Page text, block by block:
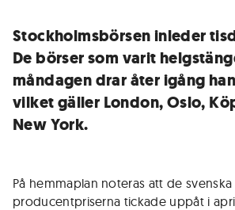
Stockholmsbörsen inleder
De börser som varit
måndagen drar åter igång
vilket gäller London, Oslo,
New York.
På hemmaplan noteras att de svenska
producentpriserna tickade uppåt i